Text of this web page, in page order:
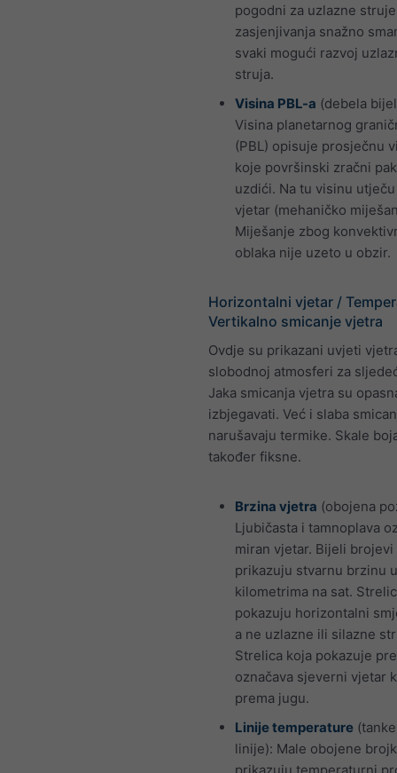
pogodni za uzlazne
zasjenjivanja snažno
svaki mogući razvoj
struja.
Visina PBL-a (debela
Visina planetarnog
(PBL) opisuje prosječnu
koje površinski zračni
uzdići. Na tu visinu
vjetar (mehaničko
Miješanje zbog
oblaka nije uzeto u obzir.
Horizontalni vjetar /
Vertikalno smicanje vjetra
Ovdje su prikazani uvjeti
slobodnoj atmosferi za
Jaka smicanja vjetra su
izbjegavati. Već i slaba
narušavaju termike. Skale
također fiksne.
Brzina vjetra (obojena
Ljubičasta i tamnoplava
miran vjetar. Bijeli brojevi
prikazuju stvarnu brzinu u
kilometrima na sat.
pokazuju horizontalni
a ne uzlazne ili silazne
Strelica koja pokazuje
označava sjeverni vjetar
prema jugu.
Linije temperature
linije): Male obojene